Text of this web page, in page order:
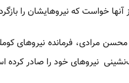
آنها خواست که نیروهایشان را
مرادی،‌ فرمانده نیروهای
نیروهای خود را صادر کرده